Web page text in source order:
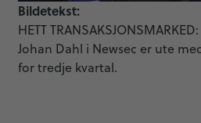
Bildetekst:
HETT
Johan Dahl i Newsec er ute
for tredje kvartal.